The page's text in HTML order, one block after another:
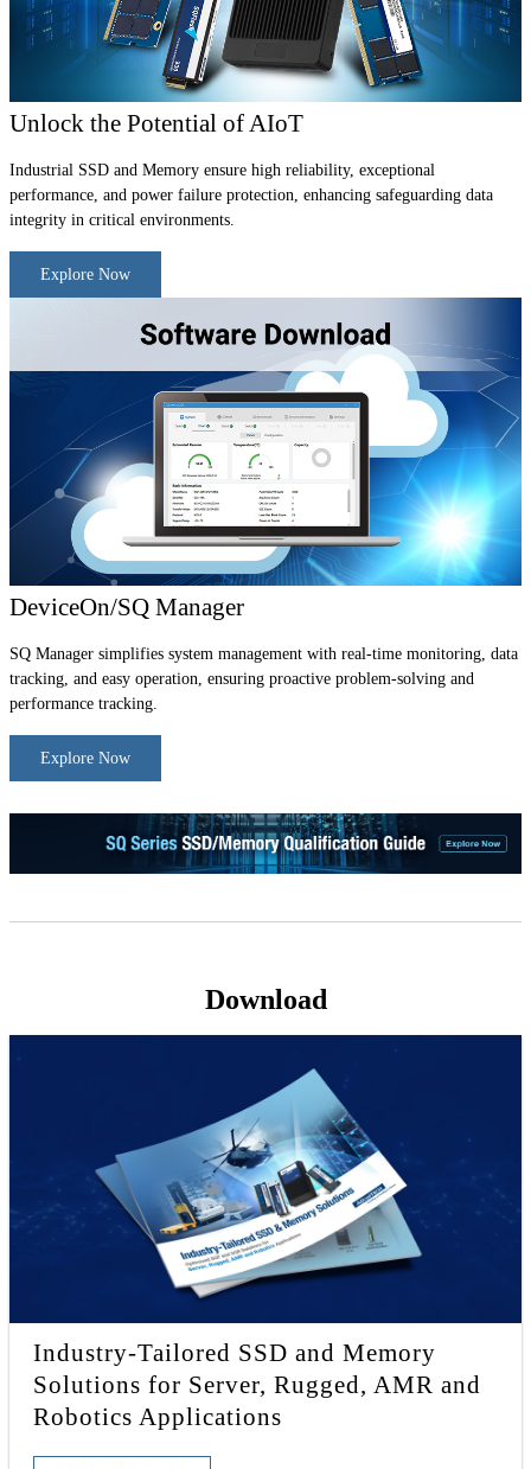
Unlock the Potential of AIoT
Industrial SSD and Memory ensure high reliability, exceptional
performance, and power failure protection, enhancing safeguarding data
integrity in critical environments.
Explore Now
DeviceOn/SQ Manager
SQ Manager simplifies system management with real-time monitoring, data
tracking, and easy operation, ensuring proactive problem-solving and
performance tracking.
Explore Now
Download
Industry-Tailored SSD and Memory
Solutions for Server, Rugged, AMR and
Robotics Applications